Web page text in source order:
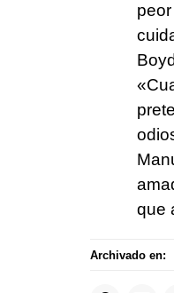
que
Archivado en: